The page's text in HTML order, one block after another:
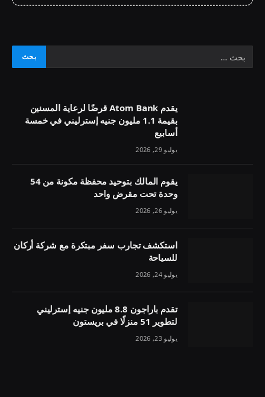
يقدم Atom Bank قرضًا لرعاية المسنين
بقيمة 1.1 مليون جنيه إسترليني في خمسة
أسابيع
يوليو 29, 2026
يقوم المالك بتوحيد محفظة مكونة من 54
وحدة تحت مقرض واحد
يوليو 26, 2026
استكشف تجارب سفر مبتكرة مع شركة أركان
للسياحة
يوليو 24, 2026
تقدم باراجون 8.8 مليون جنيه إسترليني
لتطوير 51 منزلًا في بريستون
يوليو 23, 2026